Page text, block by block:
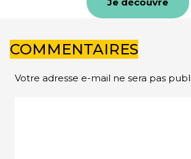
Je découvre
COMMENTAIRES
Votre adresse e-mail ne sera pas